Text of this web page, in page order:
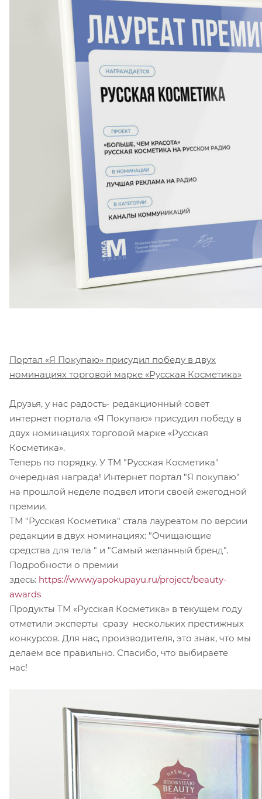
Портал «Я Покупаю» присудил победу в двух
номинациях торговой марке «Русская Косметика»
Друзья, у нас радость- редакционный совет
интернет портала «Я Покупаю» присудил победу в
двух номинациях торговой марке «Русская
Косметика».
Теперь по порядку. У ТМ "Русская Косметика"
очередная награда! Интернет портал "Я покупаю"
на прошлой неделе подвел итоги своей ежегодной
премии.
ТМ "Русская Косметика" стала лауреатом по версии
редакции в двух номинациях: "Очищающие
средства для тела " и "Самый желанный бренд".
Подробности о премии
здесь: https://www.yapokupayu.ru/project/beauty-
awards
Продукты ТМ «Русская Косметика» в текущем году
отметили эксперты сразу нескольких престижных
конкурсов. Для нас, производителя, это знак, что мы
делаем все правильно. Спасибо, что выбираете
нас!